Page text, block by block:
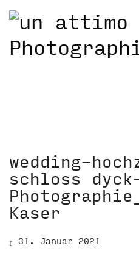
wedding-
schloss
Kaser
31. Januar 2021